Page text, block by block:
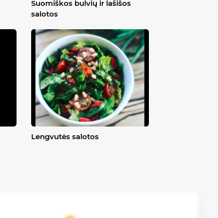
Suomiškos bulvių ir lašišos
salotos
Lengvutės salotos